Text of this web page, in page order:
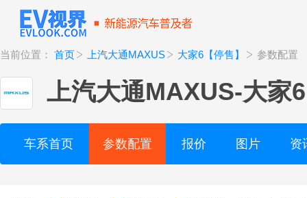
当前位置： 首页 上汽大通MAXUS 大家6【停售】 参数配置
上汽大通MAXUS-大家
车系首页 参数配置 报价 图片 资